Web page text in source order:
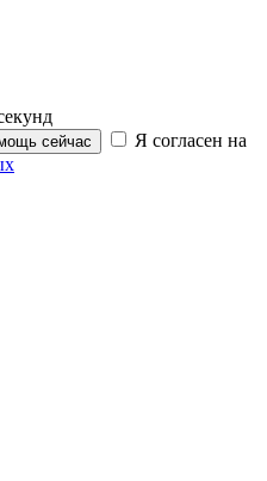
сейчас
Я согласен на